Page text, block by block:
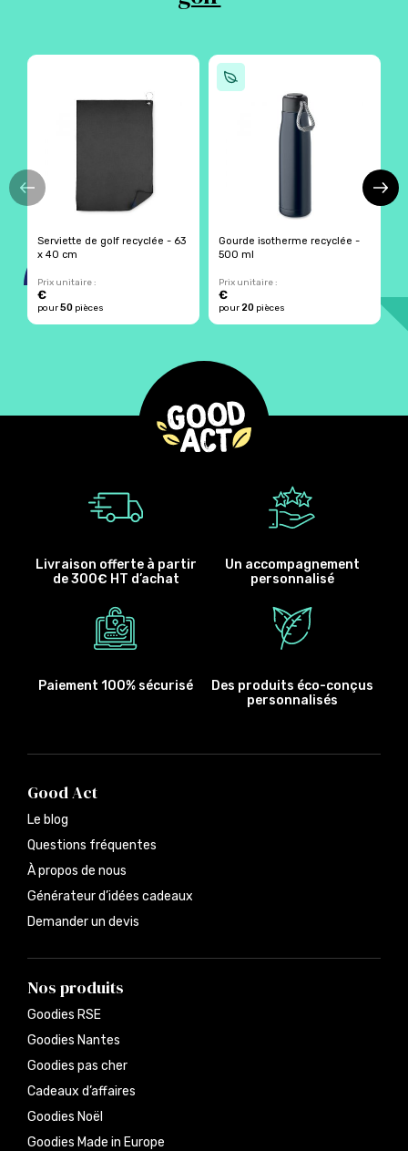
Serviette de golf recyclée - 63
x 40 cm
Prix unitaire :
€
pour50 pièces
Gourde isotherme recyclée -
500 ml
Prix unitaire :
€
pour20 pièces
Livraison offerte à partir
de 300€ HT d’achat
Un accompagnement
personnalisé
Paiement 100% sécurisé
Des produits éco-conçus
personnalisés
Good Act
Le blog
Questions fréquentes
À propos de nous
Générateur d’idées cadeaux
Demander un devis
Nos produits
Goodies RSE
Goodies Nantes
Goodies pas cher
Cadeaux d’affaires
Goodies Noël
Goodies Made in Europe